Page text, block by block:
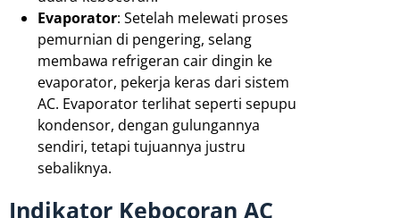
Evaporator: Setelah melewati proses
pemurnian di pengering, selang
membawa refrigeran cair dingin ke
evaporator, pekerja keras dari sistem
AC. Evaporator terlihat seperti sepupu
kondensor, dengan gulungannya
sendiri, tetapi tujuannya justru
sebaliknya.
Indikator Kebocoran AC